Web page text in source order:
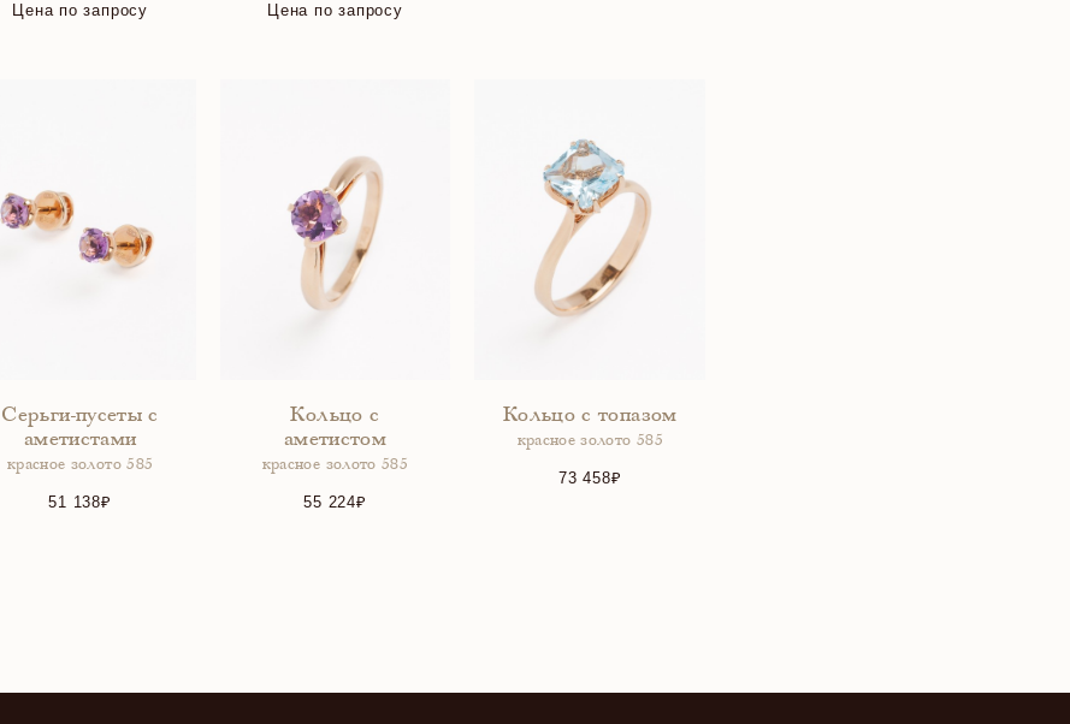
Цена по запросу Цена по запросу
Серьги-пусеты с
аметистами
красное золото 585
51 138
Кольцо с
аметистом
красное золото 585
55 224
Кольцо с топазом
красное золото 585
73 458